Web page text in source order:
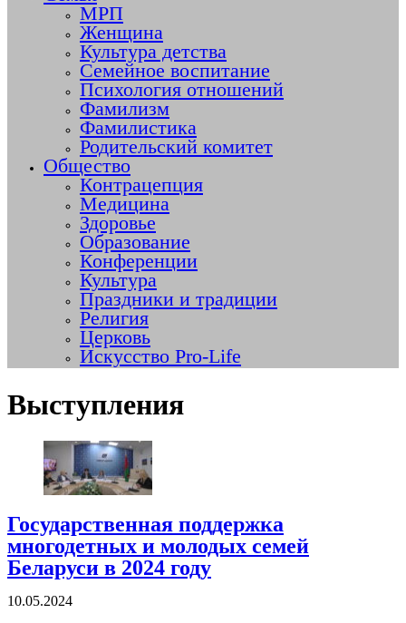
МРП
Женщина
Культура детства
Семейное воспитание
Психология отношений
Фамилизм
Фамилистика
Родительский комитет
Общество
Контрацепция
Медицина
Здоровье
Образование
Конференции
Культура
Праздники и традиции
Религия
Церковь
Искусство Pro-Life
Выступления
Государственная поддержка
многодетных и молодых семей
Беларуси в 2024 году
10.05.2024